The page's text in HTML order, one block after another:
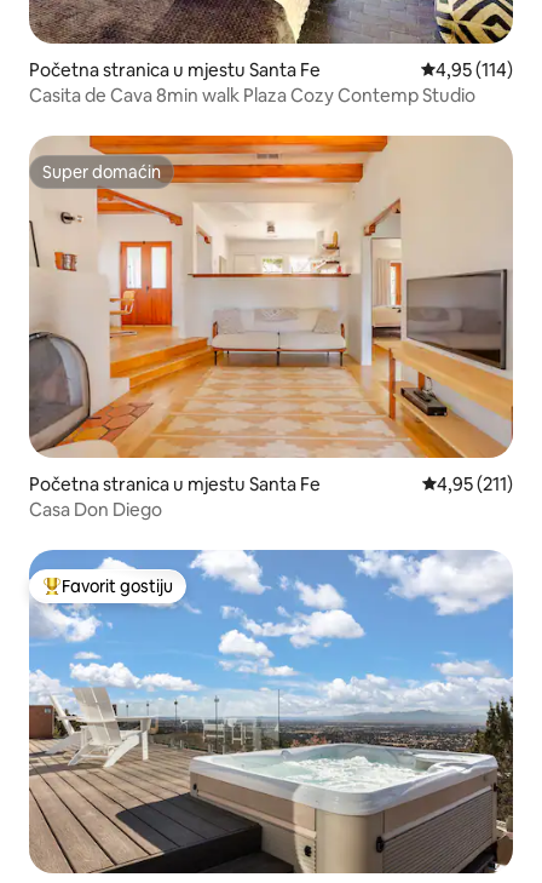
Početna stranica u mjestu Santa Fe prosječna
4,95 (114)
Casita de Cava 8min walk Plaza Cozy Contemp Studio
Super domaćin
Super domaćin
Početna stranica u mjestu Santa Fe prosječna
4,95 (211)
Casa Don Diego
Glavni favorit gostiju
Favorit gostiju